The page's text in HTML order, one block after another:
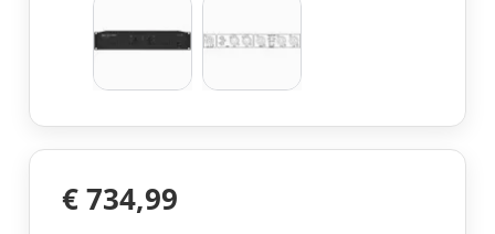
€ 734,99